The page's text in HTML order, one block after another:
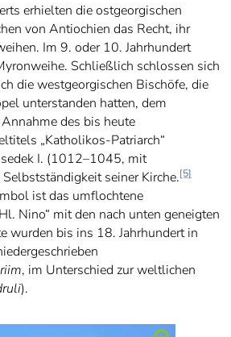
erhielten die ostgeorgischen
von Antiochien das Recht, ihr
Im 9. oder 10. Jahrhundert
Schließlich schlossen sich
die westgeorgischen Bischöfe, die
unterstanden hatten, dem
des bis heute
„Katholikos-Patriarch“
I. (1012–1045, mit
seiner Kirche.[5]
ist das umflochtene
Nino“ mit den nach unten geneigten
wurden bis ins 18. Jahrhundert in
, im Unterschied zur weltlichen
).